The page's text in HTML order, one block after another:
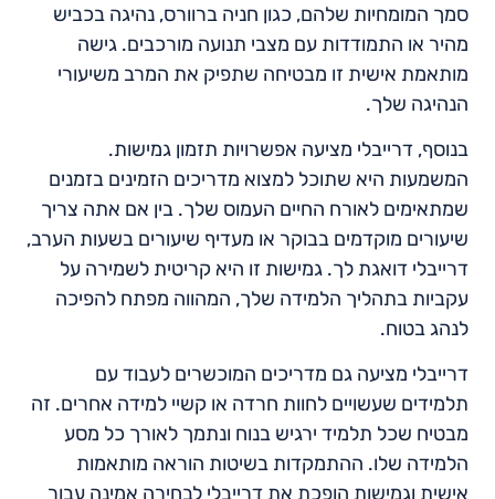
סמך המומחיות שלהם, כגון חניה ברוורס, נהיגה בכביש
מהיר או התמודדות עם מצבי תנועה מורכבים. גישה
מותאמת אישית זו מבטיחה שתפיק את המרב משיעורי
הנהיגה שלך.
בנוסף, דרייבלי מציעה אפשרויות תזמון גמישות.
המשמעות היא שתוכל למצוא מדריכים הזמינים בזמנים
שמתאימים לאורח החיים העמוס שלך. בין אם אתה צריך
שיעורים מוקדמים בבוקר או מעדיף שיעורים בשעות הערב,
דרייבלי דואגת לך. גמישות זו היא קריטית לשמירה על
עקביות בתהליך הלמידה שלך, המהווה מפתח להפיכה
לנהג בטוח.
דרייבלי מציעה גם מדריכים המוכשרים לעבוד עם
תלמידים שעשויים לחוות חרדה או קשיי למידה אחרים. זה
מבטיח שכל תלמיד ירגיש בנוח ונתמך לאורך כל מסע
הלמידה שלו. ההתמקדות בשיטות הוראה מותאמות
אישית וגמישות הופכת את דרייבלי לבחירה אמינה עבור